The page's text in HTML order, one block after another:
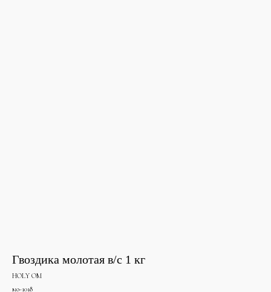
Гвоздика молотая в/с 1 кг
HOLY OM
мо-1018